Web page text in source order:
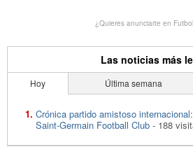
¿Quieres anunciarte en
Las noticias más
Hoy Última semana
Crónica partido amistoso
Saint-Germain Football Club - 188